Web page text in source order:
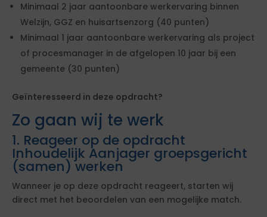
Minimaal 2 jaar aantoonbare werkervaring binnen
Welzijn, GGZ en huisartsenzorg (40 punten)
Minimaal 1 jaar aantoonbare werkervaring als project
of procesmanager in de afgelopen 10 jaar bij een
gemeente (30 punten)
Geïnteresseerd in deze opdracht?
Zo gaan wij te werk
1. Reageer op de opdracht
Inhoudelijk Aanjager groepsgericht
(samen) werken
Wanneer je op deze opdracht reageert, starten wij
direct met het beoordelen van een mogelijke match.